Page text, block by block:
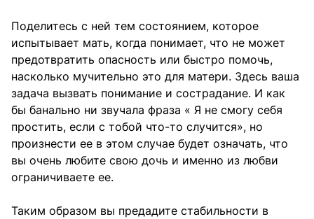
Поделитесь с ней тем состоянием, которое
испытывает мать, когда понимает, что не может
предотвратить опасность или быстро помочь,
насколько мучительно это для матери. Здесь ваша
задача вызвать понимание и сострадание. И как
бы банально ни звучала фраза « Я не смогу себя
простить, если с тобой что-то случится», но
произнести ее в этом случае будет означать, что
вы очень любите свою дочь и именно из любви
ограничиваете ее.
Таким образом вы предадите стабильности в